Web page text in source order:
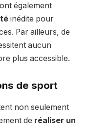
également
inédite pour
Par ailleurs, de
aucun
plus accessible.
de sport
non seulement
de réaliser un